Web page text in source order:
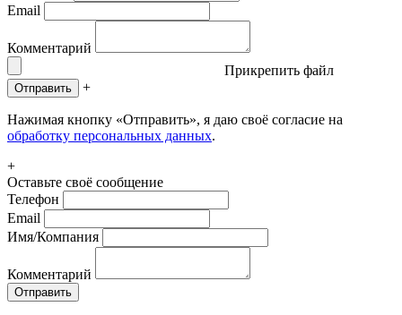
Email
Комментарий
Прикрепить файл
Отправить +
Нажимая кнопку «Отправить», я даю своё согласие на
обработку персональных данных.
+
Оставьте своё сообщение
Телефон
Email
Имя/Компания
Комментарий
Отправить